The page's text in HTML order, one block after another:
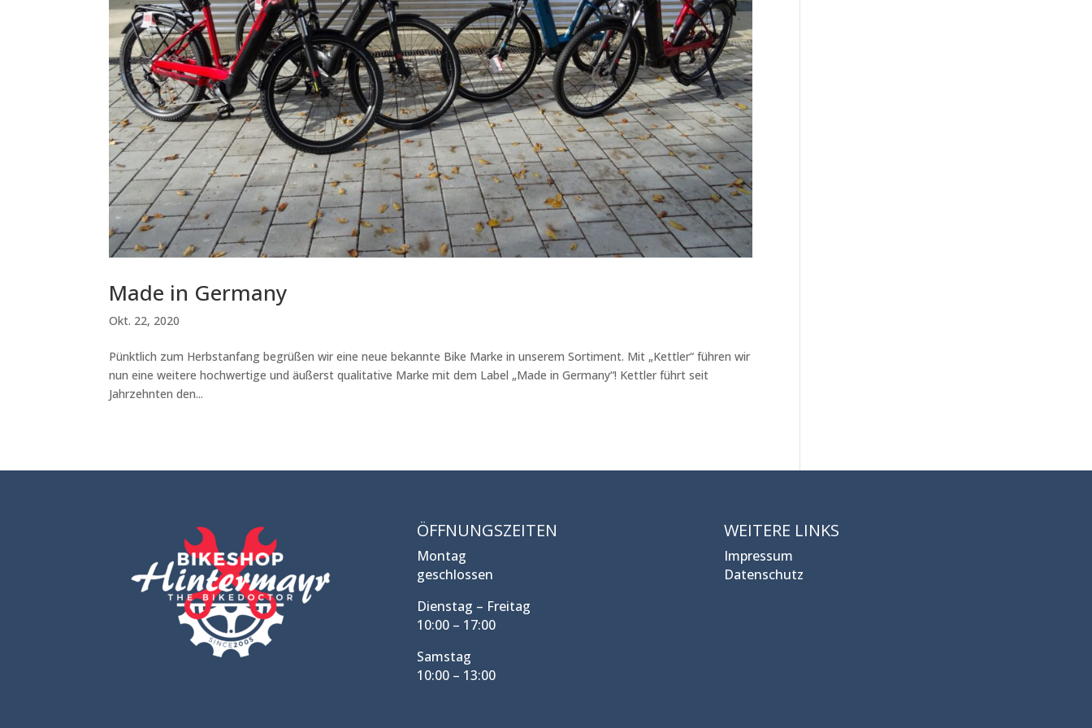
Made in Germany
Okt. 22, 2020
Pünktlich zum Herbstanfang begrüßen wir eine neue bekannte Bike Marke in unserem Sortiment. Mit „Kettler“ führen wir
nun eine weitere hochwertige und äußerst qualitative Marke mit dem Label „Made in Germany“! Kettler führt seit
Jahrzehnten den...
ÖFFNUNGSZEITEN
Montag
geschlossen
Dienstag – Freitag
10:00 – 17:00
Samstag
10:00 – 13:00
WEITERE LINKS
Impressum
Datenschutz